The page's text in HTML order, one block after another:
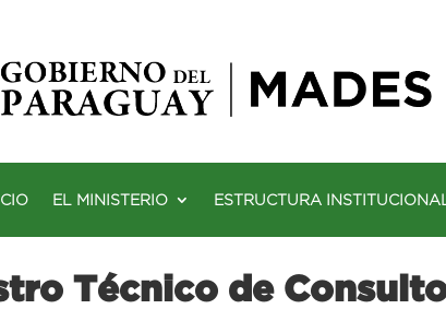
EL MINISTERIO ESTRUCTURA
Técnico de